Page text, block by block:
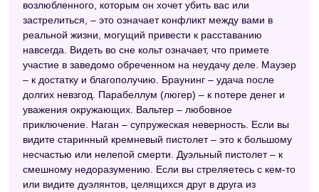
Современный сонник
Сонник целительницы Федоровской
Сонник Симеона Прозорова
Сонник Нины Гришиной
Житейский сонник
Цыганский сонник
Астрологический сонник
Украинский сонник
возлюбленного, которым он хочет убить вас или
застрелиться, – это означает конфликт между вами в
реальной жизни, могущий привести к расставанию
навсегда. Видеть во сне кольт означает, что примете
участие в заведомо обреченном на неудачу деле. Маузер
– к достатку и благополучию. Браунинг – удача после
долгих невзгод. Парабеллум (люгер) – к потере денег и
уважения окружающих. Вальтер – любовное
приключение. Наган – супружеская неверность. Если вы
видите старинный кремневый пистолет – это к большому
несчастью или нелепой смерти. Дуэльный пистолет – к
смешному недоразумению. Если вы стреляетесь с кем-то
или видите дуэлянтов, целящихся друг в друга из